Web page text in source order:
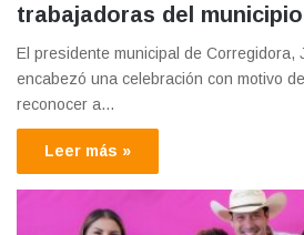
trabajadoras del municipio
El presidente municipal de Corregidora,
encabezó una celebración con motivo
reconocer a…
Leer más »